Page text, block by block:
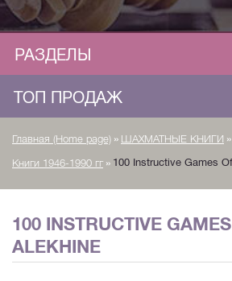
РАЗДЕЛЫ
ТОП ПРОДАЖ
Главная (Home page) » ШАХМАТНЫЕ КНИГИ »
Книги 1946-1990 гг » 100 Instructive Games
100 INSTRUCTIVE
ALEKHINE